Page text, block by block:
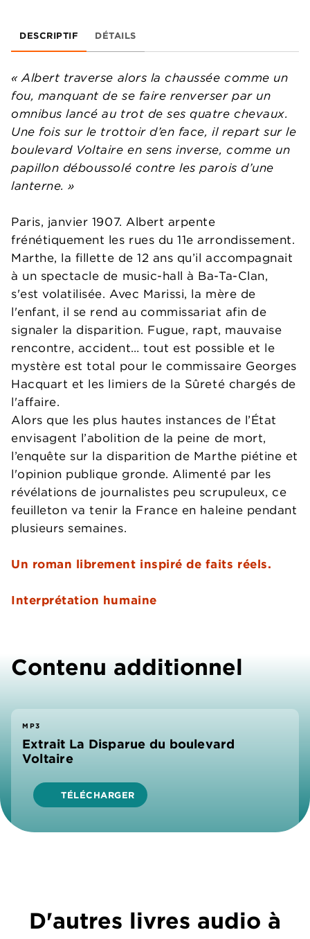
DESCRIPTIF DÉTAILS
« Albert traverse alors la chaussée comme un
fou, manquant de se faire renverser par un
omnibus lancé au trot de ses quatre chevaux.
Une fois sur le trottoir d’en face, il repart sur le
boulevard Voltaire en sens inverse, comme un
papillon déboussolé contre les parois d’une
lanterne. »
Paris, janvier 1907. Albert arpente
frénétiquement les rues du 11e arrondissement.
Marthe, la fillette de 12 ans qu’il accompagnait
à un spectacle de music-hall à Ba-Ta-Clan,
s'est volatilisée. Avec Marissi, la mère de
l'enfant, il se rend au commissariat afin de
signaler la disparition. Fugue, rapt, mauvaise
rencontre, accident… tout est possible et le
mystère est total pour le commissaire Georges
Hacquart et les limiers de la Sûreté chargés de
l'affaire.
Alors que les plus hautes instances de l’État
envisagent l’abolition de la peine de mort,
l’enquête sur la disparition de Marthe piétine et
l'opinion publique gronde. Alimenté par les
révélations de journalistes peu scrupuleux, ce
feuilleton va tenir la France en haleine pendant
plusieurs semaines.
Un roman librement inspiré de faits réels.
Interprétation humaine
Contenu additionnel
MP3
Extrait La Disparue du boulevard
Voltaire
TÉLÉCHARGER
D'autres livres audio à